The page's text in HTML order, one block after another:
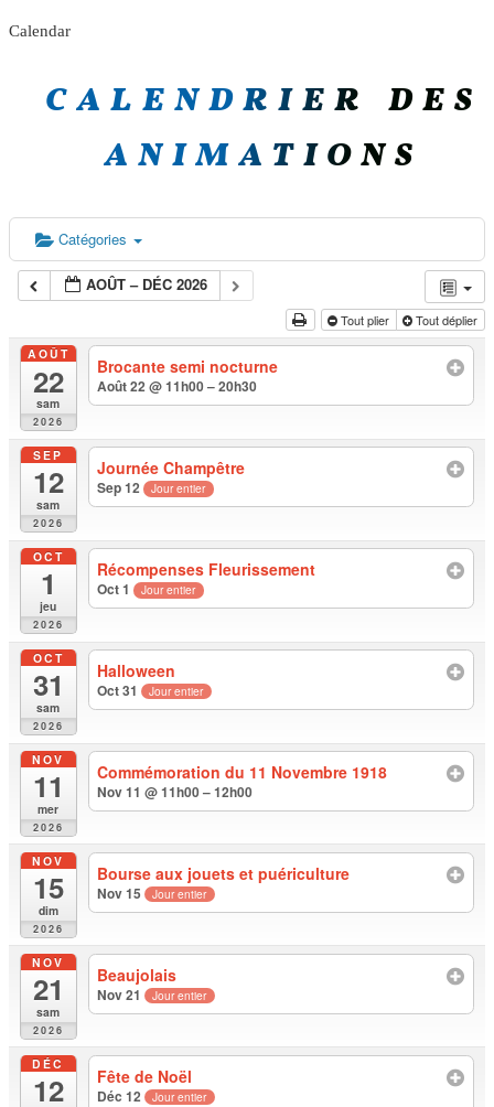
Calendar
CALENDRIER DES
ANIMATIONS
Catégories
AOÛT – DÉC 2026
Tout plier Tout déplier
AOÛT
22
sam
2026
Brocante semi nocturne
Août 22 @ 11h00 – 20h30
SEP
12
sam
2026
Journée Champêtre
Sep 12 Jour entier
OCT
1
jeu
2026
Récompenses Fleurissement
Oct 1 Jour entier
OCT
31
sam
2026
Halloween
Oct 31 Jour entier
NOV
11
mer
2026
Commémoration du 11 Novembre 1918
Nov 11 @ 11h00 – 12h00
NOV
15
dim
2026
Bourse aux jouets et puériculture
Nov 15 Jour entier
NOV
21
sam
2026
Beaujolais
Nov 21 Jour entier
DÉC
12 Fête de Noël
Déc 12 Jour entier